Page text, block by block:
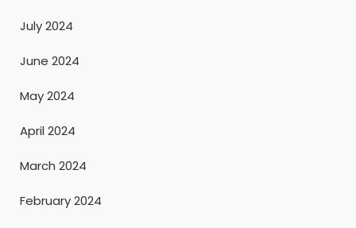
July 2024
June 2024
May 2024
April 2024
March 2024
February 2024